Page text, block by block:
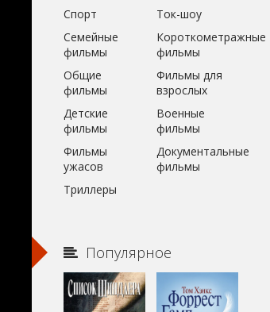
Спорт
Ток-шоу
Семейные
фильмы
Короткометражные
фильмы
Общие
фильмы
Фильмы для
взрослых
Детские
фильмы
Военные
фильмы
Фильмы
ужасов
Документальные
фильмы
Триллеры
Популярное